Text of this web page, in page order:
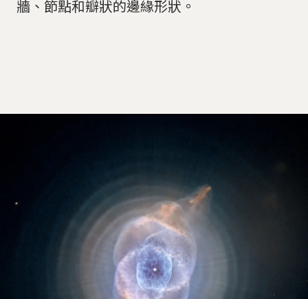
牆、節點和瓣狀的邊緣形狀。